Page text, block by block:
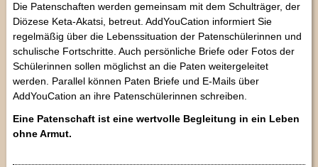
Die Patenschaften werden gemeinsam mit dem Schulträger, der
Diözese Keta-Akatsi, betreut. AddYouCation informiert Sie
regelmäßig über die Lebenssituation der Patenschülerinnen und
schulische Fortschritte. Auch persönliche Briefe oder Fotos der
Schülerinnen sollen möglichst an die Paten weitergeleitet
werden. Parallel können Paten Briefe und E-Mails über
AddYouCation an ihre Patenschülerinnen schreiben.
Eine Patenschaft ist eine wertvolle Begleitung in ein Leben
ohne Armut.